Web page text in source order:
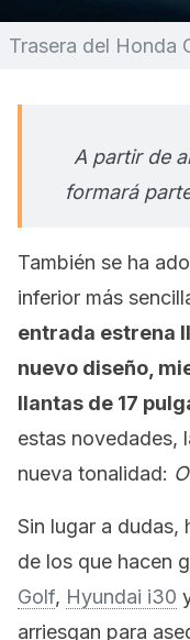
Trasera del Honda
A partir de
formará
También se ha
inferior más
entrada estrena
nuevo diseño,
llantas de 17
estas novedades,
nueva tonalidad:
Sin lugar a dudas,
de los que hacen
Golf, Hyundai i30
arriesgan para